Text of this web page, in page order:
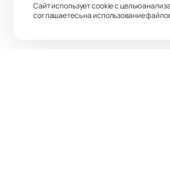
Сайт использует cookie с целью
соглашаетесь на использование